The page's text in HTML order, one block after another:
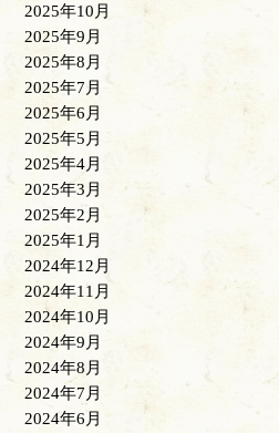
2025年10月
2025年9月
2025年8月
2025年7月
2025年6月
2025年5月
2025年4月
2025年3月
2025年2月
2025年1月
2024年12月
2024年11月
2024年10月
2024年9月
2024年8月
2024年7月
2024年6月